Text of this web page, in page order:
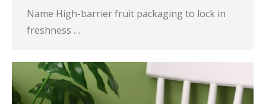
Name High-barrier fruit packaging to lock in
freshness …